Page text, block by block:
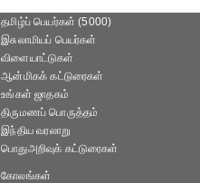
தமிழ்ப் பெயர்கள் (5000)
இசுலாமியப் பெயர்கள்
விளையாட்டுகள்
ஆன்மிகக் கட்டுரைகள்
உங்கள் ஜாதகம்
திருமணப் பொருத்தம்
இந்திய வரலாறு
பொதுஅறிவுக் கட்டுரைகள்
கோலங்கள்